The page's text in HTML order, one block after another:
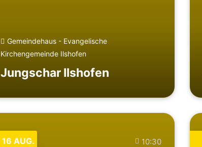
Gemeindehaus - Evangelische
Kirchengemeinde Ilshofen
Jungschar Ilshofen
16 AUG. 10:30